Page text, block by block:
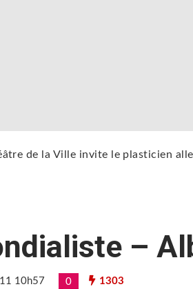
de la Ville invite le plasticien
–
10h57 0 1303